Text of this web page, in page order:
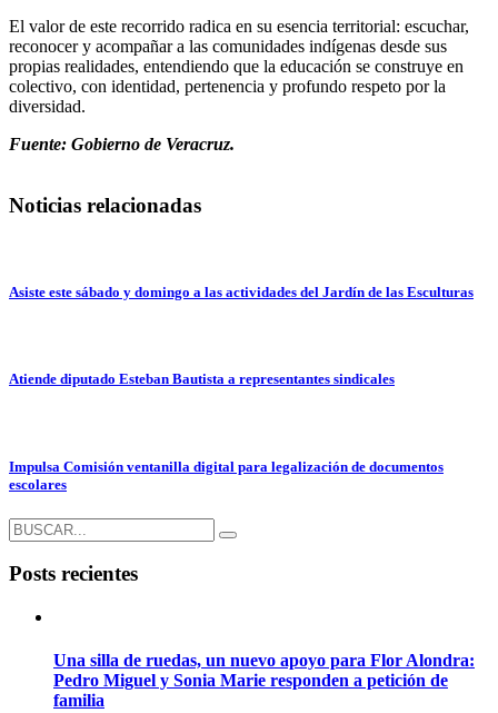
El valor de este recorrido radica en su esencia territorial: escuchar,
reconocer y acompañar a las comunidades indígenas desde sus
propias realidades, entendiendo que la educación se construye en
colectivo, con identidad, pertenencia y profundo respeto por la
diversidad.
Fuente: Gobierno de Veracruz.
Noticias relacionadas
Asiste este sábado y domingo a las actividades del Jardín de las Esculturas
Atiende diputado Esteban Bautista a representantes sindicales
Impulsa Comisión ventanilla digital para legalización de documentos
escolares
Posts recientes
Una silla de ruedas, un nuevo apoyo para Flor Alondra:
Pedro Miguel y Sonia Marie responden a petición de
familia